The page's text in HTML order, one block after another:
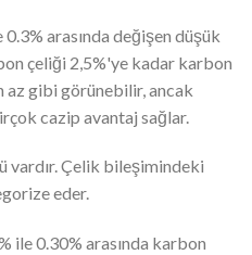
arasında değişen düşük
çeliği 2,5%'ye kadar karbon
az gibi görünebilir, ancak
cazip avantaj sağlar.
vardır. Çelik bileşimindeki
eder.
ile 0.30% arasında karbon